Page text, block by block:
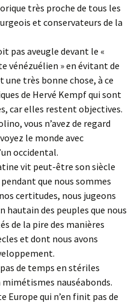
très proche de tous les
et conservateurs de la
pas aveugle devant le «
vénézuélien » en évitant de
très bonne chose, à ce
de Hervé Kempf qui sont
car elles restent objectives.
vous n’avez de regard
le monde avec
occidental.
vit peut-être son siècle
que nous sommes
certitudes, nous jugeons
hautain des peuples que nous
de la pire des manières
et dont nous avons
de temps en stériles
nauséabonds.
Europe qui n’en finit pas de